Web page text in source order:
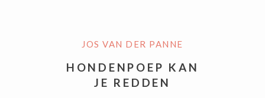
JOS VAN DER PANNE
HONDENPOEP KAN
JE REDDEN